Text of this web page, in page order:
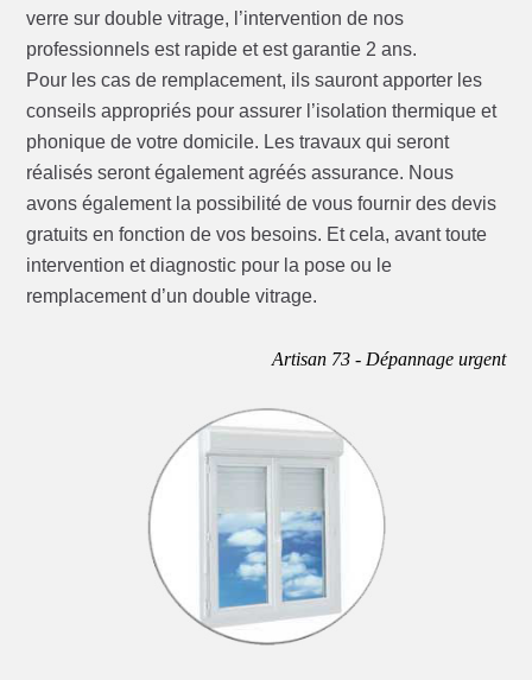
verre sur double vitrage, l’intervention de nos
professionnels est rapide et est garantie 2 ans.
Pour les cas de remplacement, ils sauront apporter les
conseils appropriés pour assurer l’isolation thermique et
phonique de votre domicile. Les travaux qui seront
réalisés seront également agréés assurance. Nous
avons également la possibilité de vous fournir des devis
gratuits en fonction de vos besoins. Et cela, avant toute
intervention et diagnostic pour la pose ou le
remplacement d’un double vitrage.
Artisan 73 - Dépannage urgent